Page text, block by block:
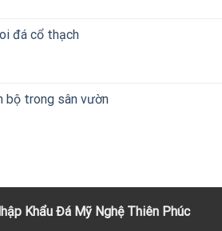
đá cổ thạch
bộ trong sân vườn
Khẩu ĐáMỹ Nghệ Thiên Phúc